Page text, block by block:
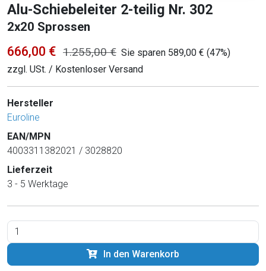
Alu-Schiebeleiter 2-teilig Nr. 302
2x20 Sprossen
666,00 € 1.255,00 € Sie sparen 589,00 € (47%)
zzgl. USt. / Kostenloser Versand
Hersteller
Euroline
EAN/MPN
4003311382021 / 3028820
Lieferzeit
3 - 5 Werktage
In den Warenkorb